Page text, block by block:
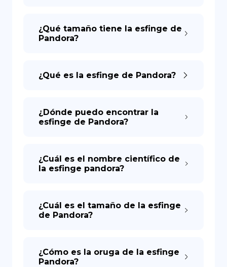
¿Qué tamaño tiene la esfinge de
Pandora?
¿Qué es la esfinge de Pandora?
¿Dónde puedo encontrar la
esfinge de Pandora?
¿Cuál es el nombre científico de
la esfinge pandora?
¿Cuál es el tamaño de la esfinge
de Pandora?
¿Cómo es la oruga de la esfinge
Pandora?